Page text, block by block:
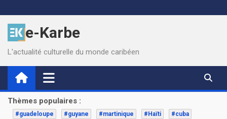
to
contente-Karbe
L'actualité culturelle du monde caribéen
Thèmes populaires :
#guadeloupe #guyane #martinique #Haïti #cuba